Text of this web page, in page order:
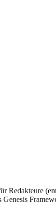
Redakteure
Genesis